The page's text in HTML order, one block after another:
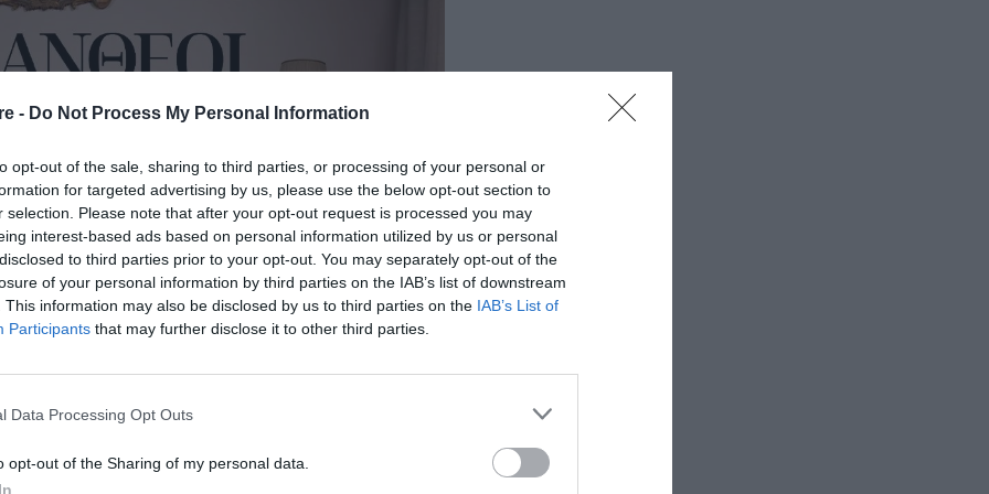
- Do Not Process My Personal Information
opt-out of the sale, sharing to third parties, or processing of your personal or
for targeted advertising by us, please use the below opt-out section to
selection. Please note that after your opt-out request is processed you may
interest-based ads based on personal information utilized by us or personal
to third parties prior to your opt-out. You may separately opt-out of the
of your personal information by third parties on the IAB’s list of downstream
This information may also be disclosed by us to third parties on the IAB’s List of
Participants that may further disclose it to other third parties.
Data Processing Opt Outs
opt-out of the Sharing of my personal data.
ελληνική τηλεόραση. Το τρίτομο βιβλίο
εκδίδεται για πρώτη φορά το 1948, είχε
πρώτη φορά το 1977, με την